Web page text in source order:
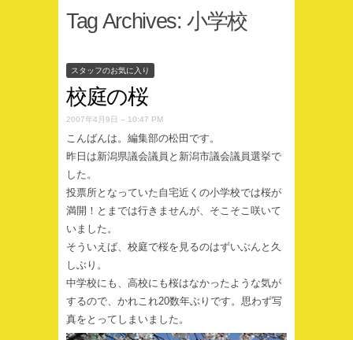
Tag Archives:小学校
スタッフのお気に入り
校庭の桜
2007年4月9日 – 10:47 PM
こんばんは。編集部の松田です。
昨日は新潟県議会議員と新潟市議会議員選挙で
した。
投票所となっていた自宅近くの小学校では桜が
満開！とまでは行きませんが、そこそこ咲いて
いました。
そういえば、校庭で桜を見るのはずいぶんと久
しぶり。
中学校にも、高校にも桜はなかったような気が
するので、かれこれ20数年ぶりです。思わず写
真をとってしまいました。